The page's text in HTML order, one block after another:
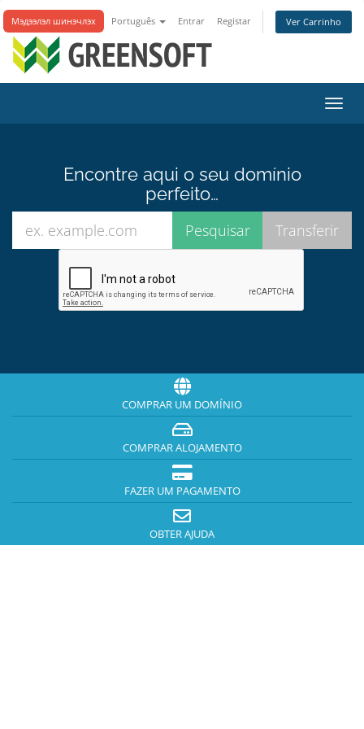
Мэдээлэл шинэчлэх Português Entrar Registar Ver Carrinho
Encontre aqui o seu domínio
perfeito…
COMPRAR UM DOMÍNIO
COMPRAR ALOJAMENTO
FAZER UM PAGAMENTO
OBTER AJUDA